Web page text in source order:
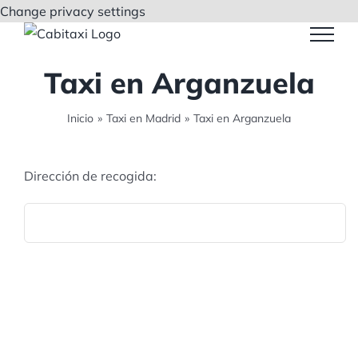
Change privacy settings
Taxi en Arganzuela
Inicio » Taxi en Madrid » Taxi en Arganzuela
Dirección de recogida: